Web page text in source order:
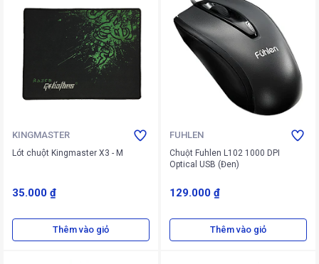
KINGMASTER
Lót chuột Kingmaster X3 - M
35.000 ₫
Thêm vào giỏ
FUHLEN
Chuột Fuhlen L102 1000 DPI
Optical USB (Đen)
129.000 ₫
Thêm vào giỏ